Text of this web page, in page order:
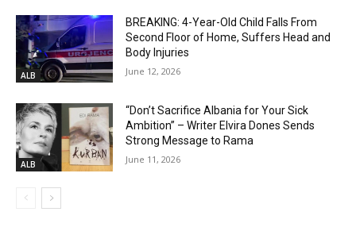
ALB
BREAKING: 4-Year-Old Child Falls From
Second Floor of Home, Suffers Head and
Body Injuries
June 12, 2026
ALB
“Don’t Sacrifice Albania for Your Sick
Ambition” – Writer Elvira Dones Sends
Strong Message to Rama
June 11, 2026